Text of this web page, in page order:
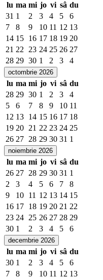
lu ma mi jo vi sâ du
31 1 2 3 4 5
6
7
8 9 10 11 12 13
14 15 16 17 18 19 20
21 22 23 24 25 26 27
28 29 30 1 2 3 4
octombrie 2026
lu ma mi jo vi sâ du
28 29 30 1 2 3
4
5
6 7 8 9 10 11
12 13 14 15 16 17 18
19 20 21 22 23 24 25
26 27 28 29 30 31 1
noiembrie 2026
lu ma mi jo vi sâ du
26 27 28 29 30 31 1
2
3 4 5 6 7
8
9
10 11 12 13 14 15
16 17 18 19 20 21 22
23 24 25 26 27 28 29
30 1 2 3 4 5 6
decembrie 2026
lu ma mi jo vi sâ du
30 1 2 3 4 5
6
7
8 9 10 11 12 13